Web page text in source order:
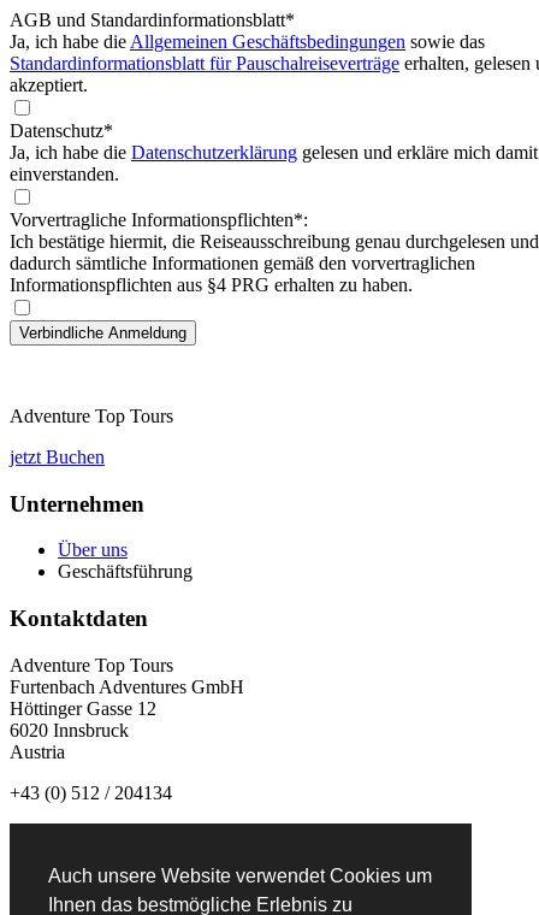
Auch unsere Website verwendet Cookies um
Ihnen das bestmögliche Erlebnis zu
AGB und Standardinformationsblatt*
Ja, ich habe die Allgemeinen Geschäftsbedingungen sowie das
Standardinformationsblatt für Pauschalreiseverträge erhalten, gelesen
akzeptiert.
Datenschutz*
Ja, ich habe die Datenschutzerklärung gelesen und erkläre mich damit
einverstanden.
Vorvertragliche Informationspflichten*:
Ich bestätige hiermit, die Reiseausschreibung genau durchgelesen und
dadurch sämtliche Informationen gemäß den vorvertraglichen
Informationspflichten aus §4 PRG erhalten zu haben.
Adventure Top Tours
jetzt Buchen
Unternehmen
Über uns
Geschäftsführung
Kontaktdaten
Adventure Top Tours
Furtenbach Adventures GmbH
Höttinger Gasse 12
6020 Innsbruck
Austria
+43 (0) 512 / 204134
Newsletteranmeldung: